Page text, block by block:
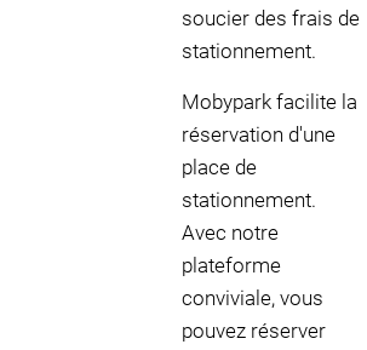
soucier des frais de
stationnement.
Mobypark facilite la
réservation d'une
place de
stationnement.
Avec notre
plateforme
conviviale, vous
pouvez réserver